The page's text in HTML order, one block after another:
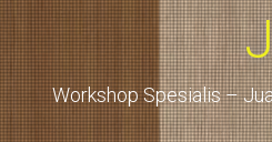
Workshop Spesialis –